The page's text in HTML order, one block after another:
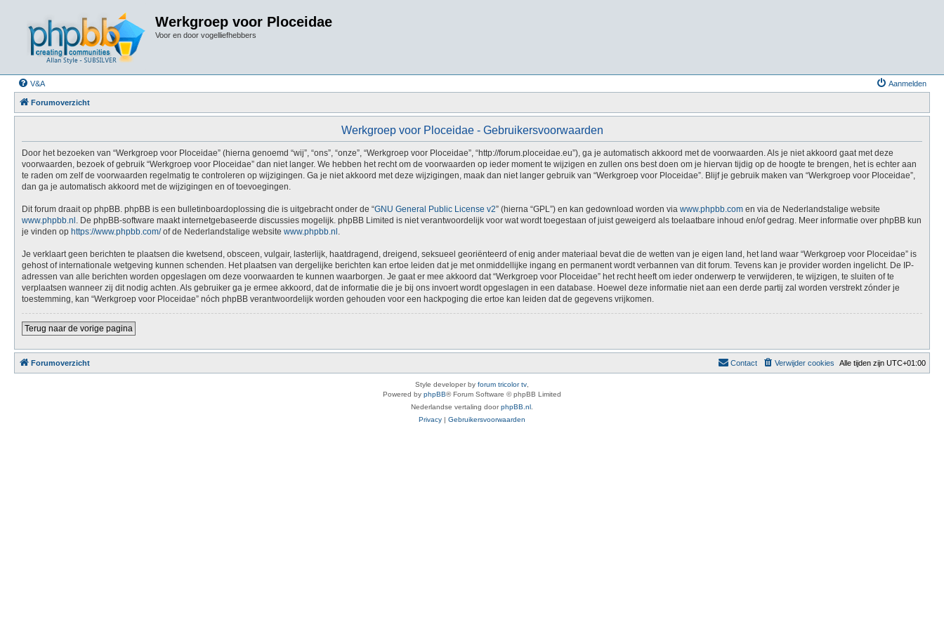
Werkgroep voor Ploceidae
Voor en door vogelliefhebbers
V&A Aanmelden
Forumoverzicht
Werkgroep voor Ploceidae - Gebruikersvoorwaarden
Door het bezoeken van “Werkgroep voor Ploceidae” (hierna genoemd “wij”, “ons”, “onze”, “Werkgroep voor Ploceidae”, “http://forum.ploceidae.eu”), ga je automatisch akkoord met de voorwaarden. Als je niet akkoord gaat met deze
voorwaarden, bezoek of gebruik “Werkgroep voor Ploceidae” dan niet langer. We hebben het recht om de voorwaarden op ieder moment te wijzigen en zullen ons best doen om je hiervan tijdig op de hoogte te brengen, het is echter aan
te raden om zelf de voorwaarden regelmatig te controleren op wijzigingen. Ga je niet akkoord met deze wijzigingen, maak dan niet langer gebruik van “Werkgroep voor Ploceidae”. Blijf je gebruik maken van “Werkgroep voor Ploceidae”,
dan ga je automatisch akkoord met de wijzigingen en of toevoegingen.
Dit forum draait op phpBB. phpBB is een bulletinboardoplossing die is uitgebracht onder de “GNU General Public License v2” (hierna “GPL”) en kan gedownload worden via www.phpbb.com en via de Nederlandstalige website
www.phpbb.nl . De phpBB-software maakt internetgebaseerde discussies mogelijk. phpBB Limited is niet verantwoordelijk voor wat wordt toegestaan of juist geweigerd als toelaatbare inhoud en/of gedrag. Meer informatie over phpBB kun
je vinden op https://www.phpbb.com/of de Nederlandstalige website www.phpbb.nl .
Je verklaart geen berichten te plaatsen die kwetsend, obsceen, vulgair, lasterlijk, haatdragend, dreigend, seksueel georiënteerd of enig ander materiaal bevat die de wetten van je eigen land, het land waar “Werkgroep voor Ploceidae” is
gehost of internationale wetgeving kunnen schenden. Het plaatsen van dergelijke berichten kan ertoe leiden dat je met onmiddellijke ingang en permanent wordt verbannen van dit forum. Tevens kan je provider worden ingelicht. De IP-
adressen van alle berichten worden opgeslagen om deze voorwaarden te kunnen waarborgen. Je gaat er mee akkoord dat “Werkgroep voor Ploceidae” het recht heeft om ieder onderwerp te verwijderen, te wijzigen, te sluiten of te
verplaatsen wanneer zij dit nodig achten. Als gebruiker ga je ermee akkoord, dat de informatie die je bij ons invoert wordt opgeslagen in een database. Hoewel deze informatie niet aan een derde partij zal worden verstrekt zónder je
toestemming, kan “Werkgroep voor Ploceidae” nóch phpBB verantwoordelijk worden gehouden voor een hackpoging die ertoe kan leiden dat de gegevens vrijkomen.
Terug naar de vorige pagina
Forumoverzicht Alle tijden zijn UTC+01:00
Verwijder cookies
Contact
Style developer by forum tricolor tv
Powered by phpBB® Forum Software © phpBB Limited
Nederlandse vertaling doorphpBB.nl
Privacy | Gebruikersvoorwaarden